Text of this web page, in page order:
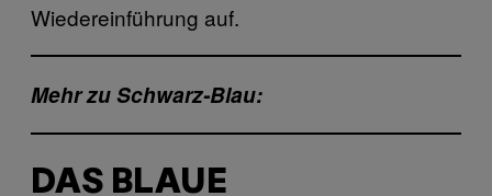
Wiedereinführung auf.
Mehr zu Schwarz-Blau:
DAS BLAUE